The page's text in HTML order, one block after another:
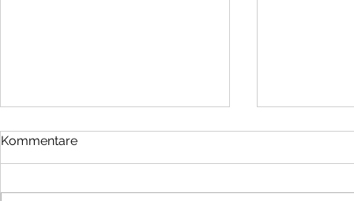
Kommentare